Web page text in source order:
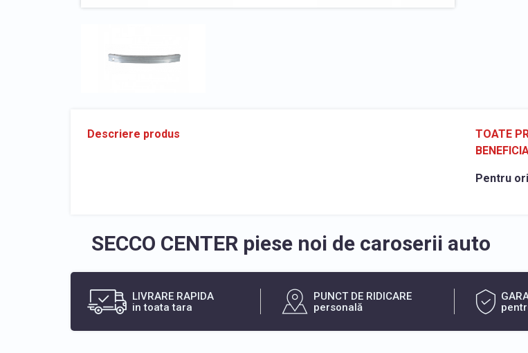
Descriere produs
TOATE
Pentru
SECCO CENTER piese noi de caroserii auto
LIVRARE RAPIDA
in toata tara
PUNCT DE RIDICARE
personală